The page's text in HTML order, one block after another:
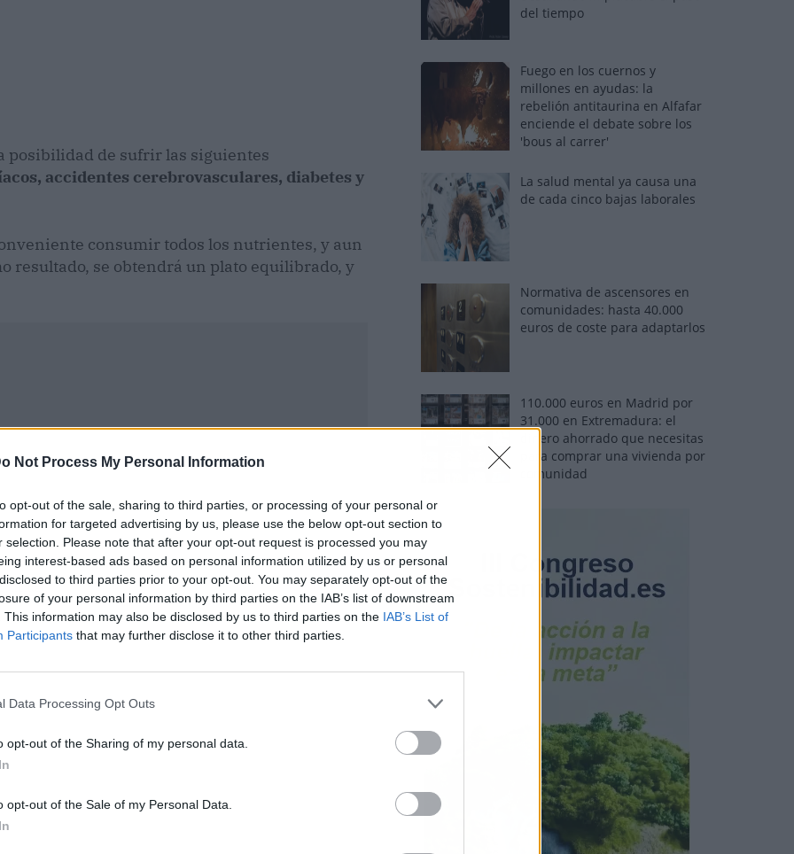
Not Process My Personal Information
opt-out of the sale, sharing to third parties, or processing of your personal or
for targeted advertising by us, please use the below opt-out section to
selection. Please note that after your opt-out request is processed you may
interest-based ads based on personal information utilized by us or personal
to third parties prior to your opt-out. You may separately opt-out of the
of your personal information by third parties on the IAB’s list of downstream
This information may also be disclosed by us to third parties on the IAB’s List of
Participants that may further disclose it to other third parties.
Data Processing Opt Outs
opt-out of the Sharing of my personal data.
opt-out of the Sale of my Personal Data.
posibilidad de sufrir las siguientes
accidentes cerebrovasculares, diabetes y
consumir todos los nutrientes, y aun
resultado, se obtendrá un plato equilibrado, y
del tiempo
Fuego en los cuernos y
millones en ayudas: la
rebelión antitaurina en Alfafar
enciende el debate sobre los
'bous al carrer'
La salud mental ya causa una
de cada cinco bajas laborales
Normativa de ascensores en
comunidades: hasta 40.000
euros de coste para adaptarlos
110.000 euros en Madrid por
31.000 en Extremadura: el
dinero ahorrado que necesitas
para comprar una vivienda por
comunidad